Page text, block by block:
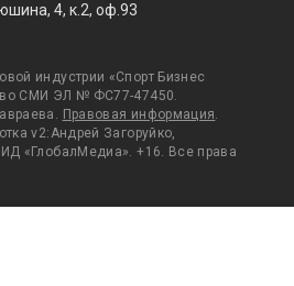
4, к.2, оф.93
индустрии «Спорт Бизнес
СМИ ЭЛ № ФС77-47450.
Правовая информация.
v2:Андрей Загоруйко,
«ГлобалМедиа». +16. Все права